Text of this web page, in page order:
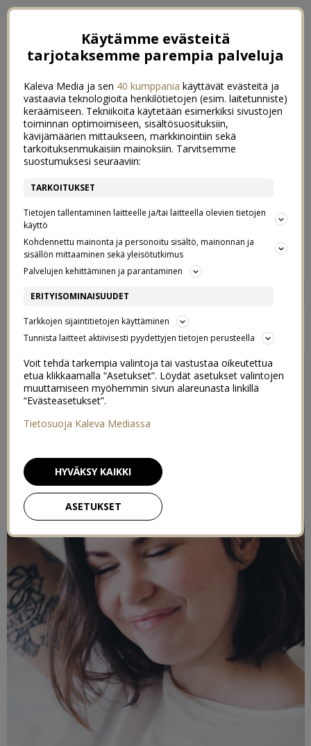
HORMONAALINEN
HIUSTENLÄHTÖ
17/05/2019
Käytämme evästeitä
tarjotaksemme parempia palveluja
Kaleva Media ja sen 40 kumppania käyttävät evästeitä ja
vastaavia teknologioita henkilötietojen (esim. laitetunniste)
keräämiseen. Tekniikoita käytetään esimerkiksi sivustojen
toiminnan optimoimiseen, sisältösuosituksiin,
kävijämäärien mittaukseen, markkinointiin sekä
tarkoituksenmukaisiin mainoksiin. Tarvitsemme
suostumuksesi seuraaviin:
TARKOITUKSET
Tietojen tallentaminen laitteelle ja/tai laitteella olevien tietojen
käyttö
Kohdennettu mainonta ja personoitu sisältö, mainonnan ja
sisällön mittaaminen sekä yleisötutkimus
Palvelujen kehittäminen ja parantaminen
ERITYISOMINAISUUDET
Tarkkojen sijaintitietojen käyttäminen
Tunnista laitteet aktiivisesti pyydettyjen tietojen perusteella
Voit tehdä tarkempia valintoja tai vastustaa oikeutettua
etua klikkaamalla “Asetukset”. Löydät asetukset valintojen
muuttamiseen myöhemmin sivun alareunasta linkillä
“Evästeasetukset”.
Tietosuoja Kaleva Mediassa
ASETUKSET
HYVÄKSY KAIKKI